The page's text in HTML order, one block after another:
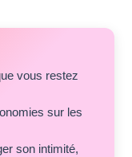
vous restez
sur les
son intimité,